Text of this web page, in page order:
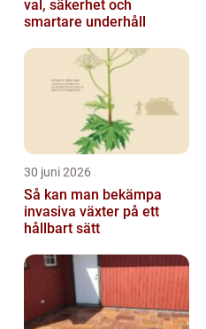
val, säkerhet och
smartare underhåll
30 juni 2026
Så kan man bekämpa
invasiva växter på ett
hållbart sätt